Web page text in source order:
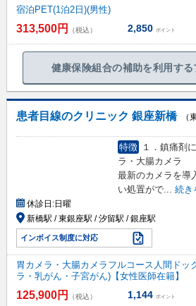
宿泊PET(1泊2日)(男性)
313,500円 （税込） 2,850 ポイント
健康保険組合の補助を利用す
患者目線のクリニック 銀座新橋
（
特徴
１．鎮痛剤
ラ・大腸カメラ
最新のカメラを導
い処置がで... 続き
休診日:日曜
新橋駅 / 東銀座駅 / 汐留駅 / 銀座駅
インボイス制度に対応
胃カメラ・大腸カメラフルコース人間ドッ
ラ・乳がん・子宮がん)【女性医師在籍】
125,900円 （税込） 1,144 ポイント